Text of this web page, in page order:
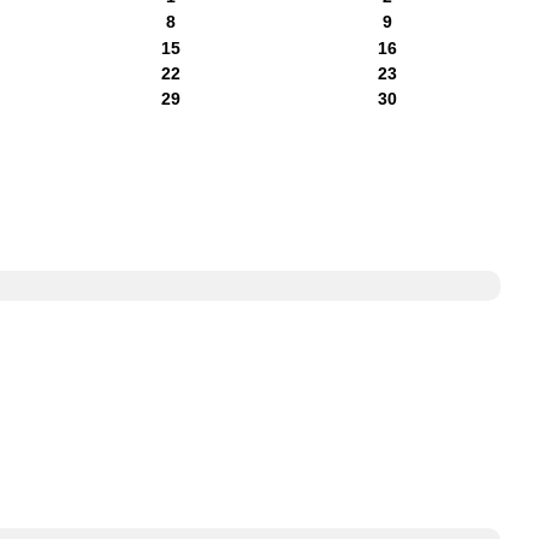
8
9
15
16
22
23
29
30